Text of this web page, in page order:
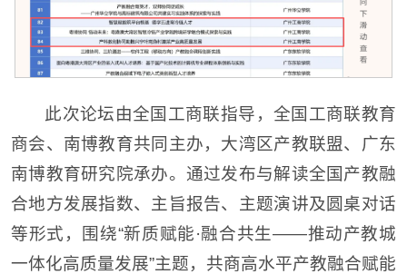
此次论坛由全国工商联指导，全国工商联教育
商会、南博教育共同主办，大湾区产教联盟、广东
南博教育研究院承办。通过发布与解读全国产教融
合地方发展指数、主旨报告、主题演讲及圆桌对话
等形式，围绕“新质赋能·融合共生——推动产教城
一体化高质量发展”主题，共商高水平产教融合赋能